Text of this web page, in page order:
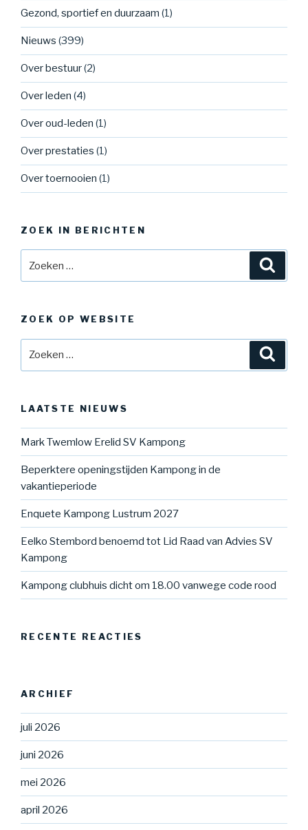
Gezond, sportief en duurzaam (1)
Nieuws (399)
Over bestuur(2)
Over leden (4)
Over oud-leden (1)
Over prestaties (1)
Over toernooien (1)
ZOEK IN BERICHTEN
naar:
ZOEK OP WEBSITE
LAATSTE NIEUWS
Mark Twemlow Erelid SV Kampong
Beperktere openingstijden Kampong in de
vakantieperiode
Enquete Kampong Lustrum 2027
Eelko Stembord benoemd tot Lid Raad van Advies SV
Kampong
Kampong clubhuis dicht om 18.00 vanwege code rood
RECENTE REACTIES
ARCHIEF
juli 2026
juni 2026
mei 2026
april 2026